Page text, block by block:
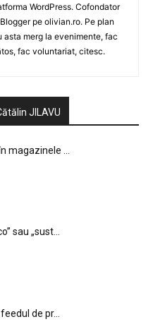
WordPress. Cofondator
pe olivian.ro. Pe plan
asta merg la evenimente, fac
fac voluntariat, citesc.
JILAVU
magazinele ...
sau „sust...
de pr...